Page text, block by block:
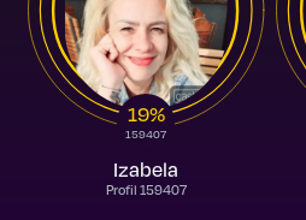
19%
159407
Izabela
Profil 159407